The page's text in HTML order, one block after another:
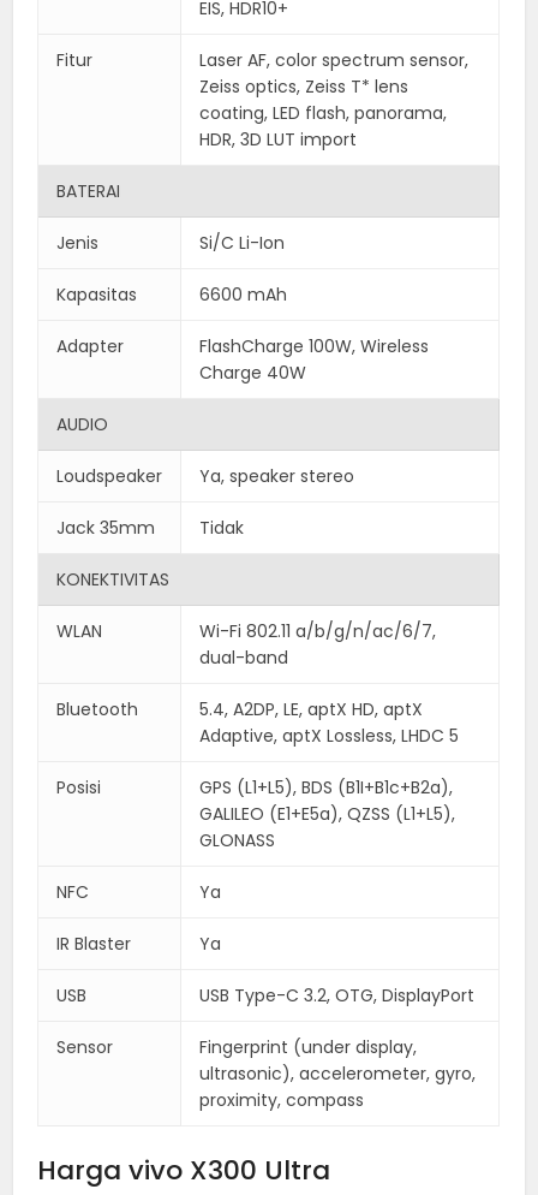
EIS, HDR10+
Fitur
Laser AF, color spectrum sensor,
Zeiss optics, Zeiss T* lens
coating, LED flash, panorama,
HDR, 3D LUT import
BATERAI
Jenis Si/C Li-Ion
Kapasitas 6600 mAh
Adapter
FlashCharge 100W, Wireless
Charge 40W
AUDIO
Loudspeaker Ya, speaker stereo
Jack 35mm Tidak
KONEKTIVITAS
WLAN
Wi-Fi 802.11 a/b/g/n/ac/6/7,
dual-band
Bluetooth
5.4, A2DP, LE, aptX HD, aptX
Adaptive, aptX Lossless, LHDC 5
Posisi
GPS (L1+L5), BDS (B1I+B1c+B2a),
GALILEO (E1+E5a), QZSS (L1+L5),
GLONASS
NFC Ya
IR Blaster Ya
USB USB Type-C 3.2, OTG, DisplayPort
Sensor
Fingerprint (under display,
ultrasonic), accelerometer, gyro,
proximity, compass
Harga vivo X300 Ultra